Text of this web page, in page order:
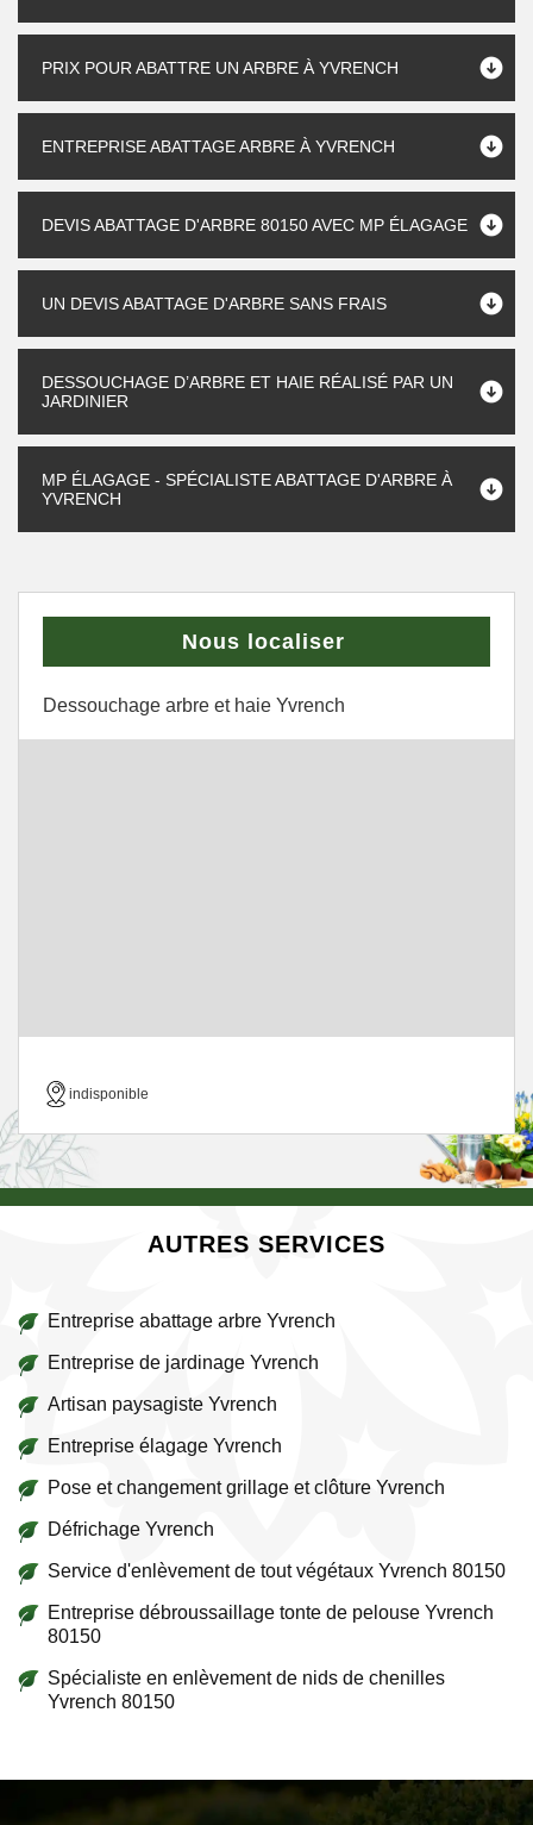
PRIX POUR ABATTRE UN ARBRE À YVRENCH
ENTREPRISE ABATTAGE ARBRE À YVRENCH
DEVIS ABATTAGE D'ARBRE 80150 AVEC MP ÉLAGAGE
UN DEVIS ABATTAGE D'ARBRE SANS FRAIS
DESSOUCHAGE D’ARBRE ET HAIE RÉALISÉ PAR UN
JARDINIER
MP ÉLAGAGE - SPÉCIALISTE ABATTAGE D'ARBRE À
YVRENCH
Nous localiser
Dessouchage arbre et haie Yvrench
indisponible
AUTRES SERVICES
Entreprise abattage arbre Yvrench
Entreprise de jardinage Yvrench
Artisan paysagiste Yvrench
Entreprise élagage Yvrench
Pose et changement grillage et clôture Yvrench
Défrichage Yvrench
Service d'enlèvement de tout végétaux Yvrench 80150
Entreprise débroussaillage tonte de pelouse Yvrench
80150
Spécialiste en enlèvement de nids de chenilles
Yvrench 80150